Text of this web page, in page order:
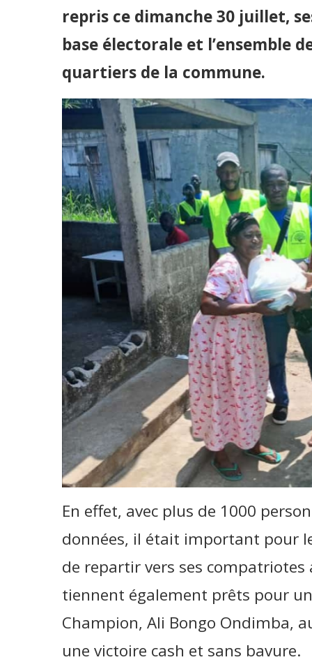
repris ce dimanche 30 juillet,
base électorale et l’ensemble
quartiers de la commune.
En effet, avec plus de 1000
données, il était important pour
de repartir vers ses compatriotes
tiennent également prêts pour
Champion, Ali Bongo Ondimba,
une victoire cash et sans bavure.